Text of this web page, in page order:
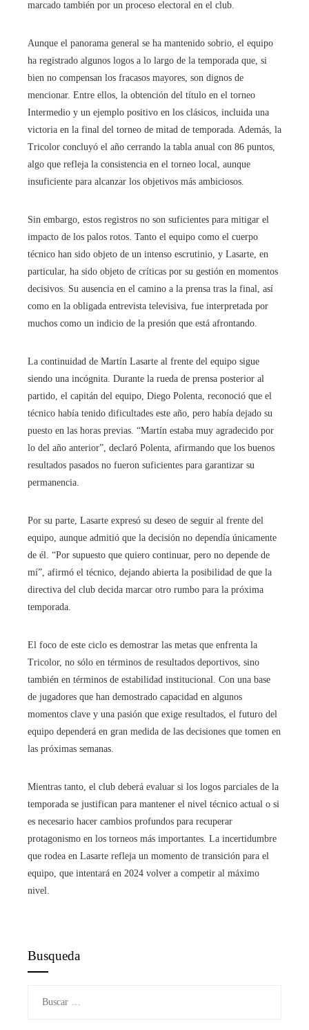
marcado también por un proceso electoral en el club.
Aunque el panorama general se ha mantenido sobrio, el equipo
ha registrado algunos logos a lo largo de la temporada que, si
bien no compensan los fracasos mayores, son dignos de
mencionar. Entre ellos, la obtención del título en el torneo
Intermedio y un ejemplo positivo en los clásicos, incluida una
victoria en la final del torneo de mitad de temporada. Además, la
Tricolor concluyó el año cerrando la tabla anual con 86 puntos,
algo que refleja la consistencia en el torneo local, aunque
insuficiente para alcanzar los objetivos más ambiciosos.
Sin embargo, estos registros no son suficientes para mitigar el
impacto de los palos rotos. Tanto el equipo como el cuerpo
técnico han sido objeto de un intenso escrutinio, y Lasarte, en
particular, ha sido objeto de críticas por su gestión en momentos
decisivos. Su ausencia en el camino a la prensa tras la final, así
como en la obligada entrevista televisiva, fue interpretada por
muchos como un indicio de la presión que está afrontando.
La continuidad de Martín Lasarte al frente del equipo sigue
siendo una incógnita. Durante la rueda de prensa posterior al
partido, el capitán del equipo, Diego Polenta, reconoció que el
técnico había tenido dificultades este año, pero había dejado su
puesto en las horas previas. “Martín estaba muy agradecido por
lo del año anterior”, declaró Polenta, afirmando que los buenos
resultados pasados ​​no fueron suficientes para garantizar su
permanencia.
Por su parte, Lasarte expresó su deseo de seguir al frente del
equipo, aunque admitió que la decisión no dependía únicamente
de él. “Por supuesto que quiero continuar, pero no depende de
mí”, afirmó el técnico, dejando abierta la posibilidad de que la
directiva del club decida marcar otro rumbo para la próxima
temporada.
El foco de este ciclo es demostrar las metas que enfrenta la
Tricolor, no sólo en términos de resultados deportivos, sino
también en términos de estabilidad institucional. Con una base
de jugadores que han demostrado capacidad en algunos
momentos clave y una pasión que exige resultados, el futuro del
equipo dependerá en gran medida de las decisiones que tomen en
las próximas semanas.
Mientras tanto, el club deberá evaluar si los logos parciales de la
temporada se justifican para mantener el nivel técnico actual o si
es necesario hacer cambios profundos para recuperar
protagonismo en los torneos más importantes. La incertidumbre
que rodea en Lasarte refleja un momento de transición para el
equipo, que intentará en 2024 volver a competir al máximo
nivel.
Busqueda